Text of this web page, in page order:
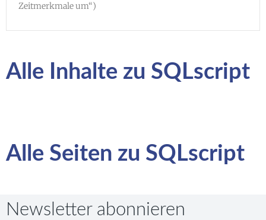
Zeitmerkmale um“)
Alle Inhalte zu SQLscript
Alle Seiten zu SQLscript
Newsletter abonnieren